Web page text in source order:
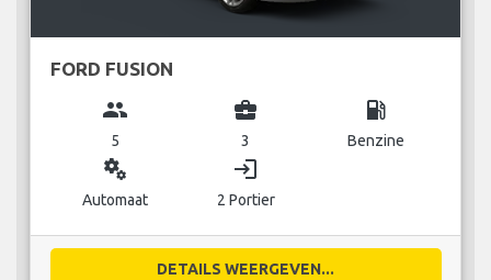
FORD FUSION
group
5
business_center
3
local_gas_station
Benzine
miscellaneous_services
Automaat
login
2 Portier
DETAILS WEERGEVEN...